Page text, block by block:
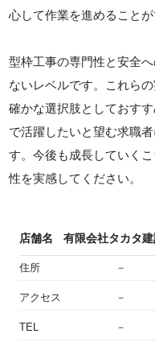
心して作業を進めること
型枠工事の専門性と安全
ないレベルです。これら
確かな選択肢としておす
で活躍したいと望む求職
す。今後も成長していく
性を実感してください。
店舗名 有限会社タカタ
住所 －
アクセス －
TEL －